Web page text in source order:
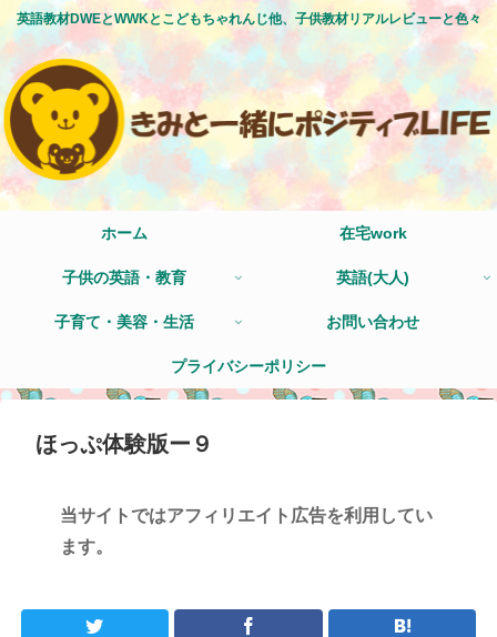
英語教材DWEとWWKとこどもちゃれんじ他、子供教材リアルレビューと色々
ホーム 在宅work
子供の英語・教育 英語(大人)
子育て・美容・生活 お問い合わせ
プライバシーポリシー
ほっぷ体験版ー９
当サイトではアフィリエイト広告を利用してい
ます。